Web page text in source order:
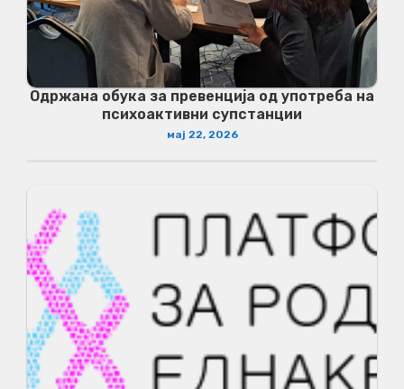
Одржана обука за превенција од употреба на
психоактивни супстанции
мај 22, 2026